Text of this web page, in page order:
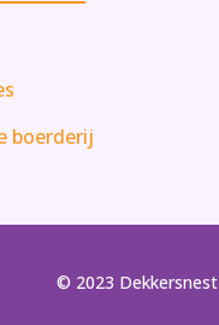
boerderij
© 2023 Dekkersnest